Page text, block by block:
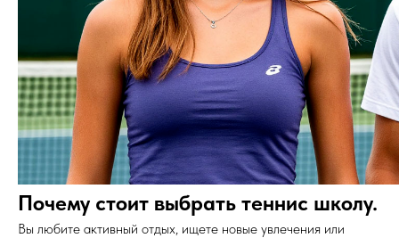
Почему стоит выбрать теннис школу.
Вы любите активный отдых, ищете новые увлечения или